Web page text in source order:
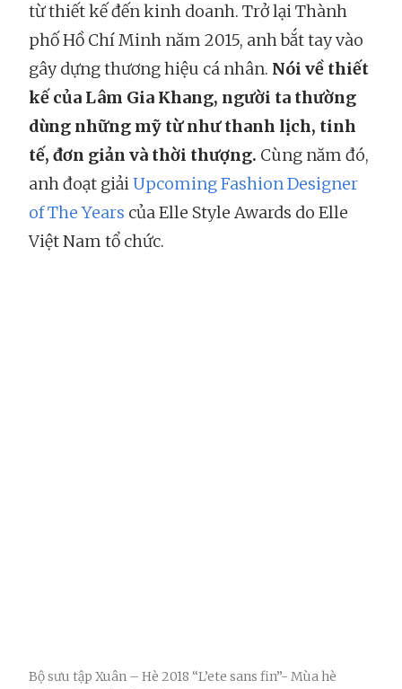
từ thiết kế đến kinh doanh. Trở lại Thành
phố Hồ Chí Minh năm 2015, anh bắt tay vào
gây dựng thương hiệu cá nhân. Nói về thiết
kế của Lâm Gia Khang, người ta thường
dùng những mỹ từ như thanh lịch, tinh
tế, đơn giản và thời thượng. Cùng năm đó,
anh đoạt giảiUpcoming Fashion Designer
of The Years của Elle Style Awards do Elle
Việt Nam tổ chức.
Bộ sưu tập Xuân – Hè 2018 “L’ete sans fin”- Mùa hè